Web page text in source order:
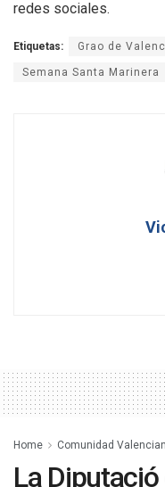
redes sociales.
Etiquetas: Grao de
Semana Santa Marinera
Home Comunidad
La